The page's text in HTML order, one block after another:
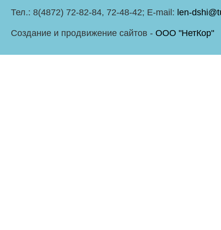
Тел.: 8(4872) 72-82-84, 72-48-42; E-mail: len-
Создание и продвижение сайтов - ООО "НетКор"